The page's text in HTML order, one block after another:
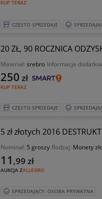
KUP TERAZ
CZĘSTO SPRZEDAJE
20 ZŁ, 90 ROCZNICA
Materiał: srebro Informacje
KUP TERAZ
250 zł
CZĘSTO SPRZEDAJE
5 zł złotych 2016
Nominał: 5 groszy Rodzaj: Monety
AUKCJA ZALLEGRO
11 ,99 zł
SPRZEDAJĄCY: OSOBA PRYWATNA